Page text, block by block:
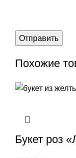
Похожие
Букет роз